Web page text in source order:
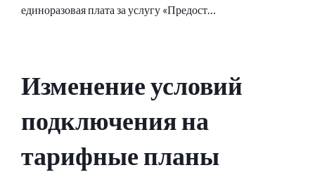
единоразовая плата за услугу «Предост…
Изменение условий
подключения на
тарифные планы